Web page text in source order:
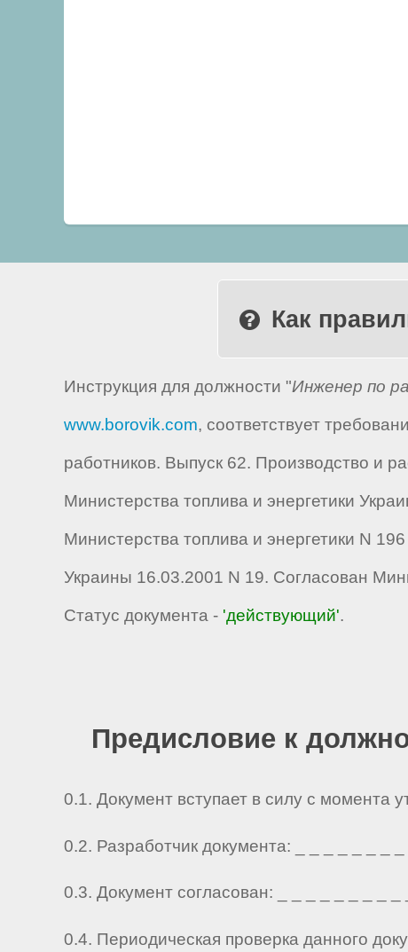
Как
Инструкция для должности "Инженер по
www.borovik.com, соответствует
работников. Выпуск 62. Производство и
Министерства топлива и энергетики
Министерства топлива и энергетики N
Украины 16.03.2001 N 19. Согласован
Статус документа - 'действующий'.
Предисловие к
0.1. Документ вступает в силу с момента
0.2. Разработчик документа: _ _ _ _ _ _ _
0.3. Документ согласован: _ _ _ _ _ _ _ _
0.4. Периодическая проверка данного